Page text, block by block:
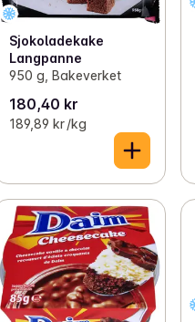
Sjokoladekake
Langpanne
950 g, Bakeverket
180,40 kr
189,89 kr /kg